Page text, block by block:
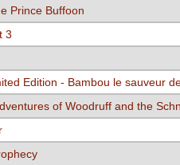
Prince Buffoon
3
Edition - Bambou le sauveur
of Woodruff and the